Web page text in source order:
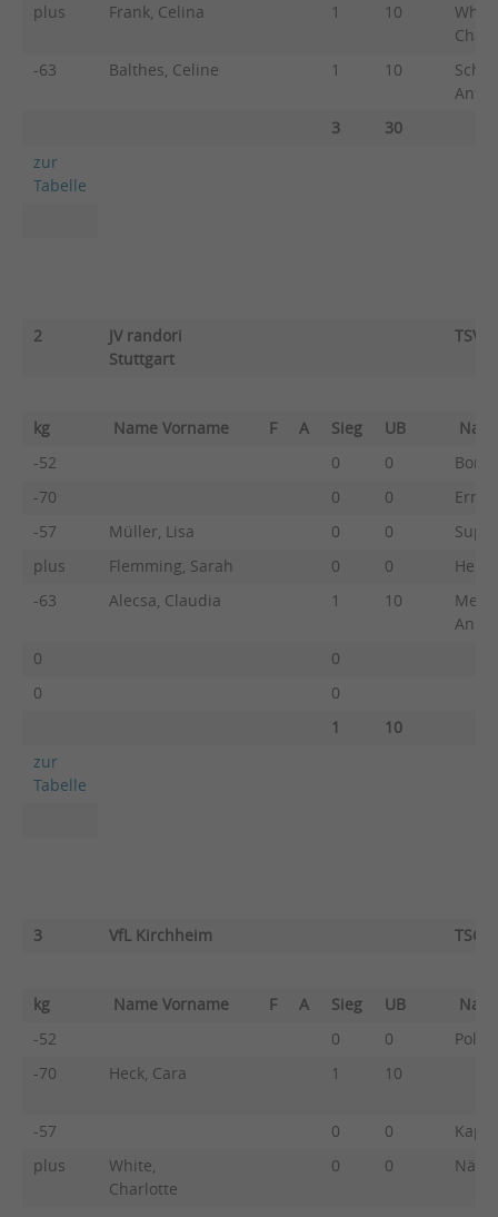
plus
Frank, Celina 1 10
-63
Balthes, Celine 1 10
3
30
zur
Tabelle
2
JV randori
Stuttgart
TSV
kg Name Vorname F A Sieg UB
-52
0 0
-70
0 0
-57
Müller, Lisa 0 0
plus
Flemming, Sarah 0 0
-63
Alecsa, Claudia 1 10
Anna
0
0
0
0
1
10
zur
Tabelle
3 VfL Kirchheim TSG
kg Name Vorname F A Sieg UB
-52
0 0
-70
Heck, Cara 1 10
-57 0 0
plus
White,
Charlotte
0 0